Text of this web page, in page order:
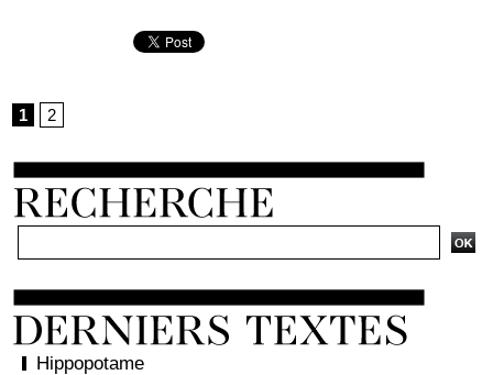
Hippopotame
1 2